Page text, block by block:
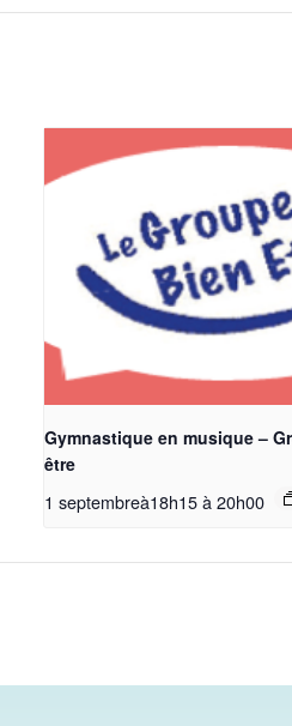
Gymnastique en musique –
être
1 septembreà18h15 à 20h00